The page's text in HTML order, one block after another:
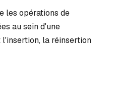
les opérations de
au sein d'une
la réinsertion